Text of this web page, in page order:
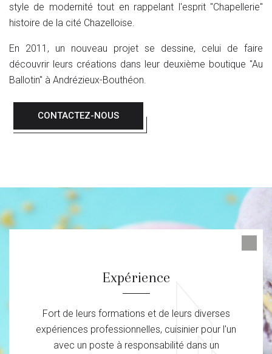
style de modernité tout en rappelant l'esprit "Chapellerie"
histoire de la cité Chazelloise.
En 2011, un nouveau projet se dessine, celui de faire
découvrir leurs créations dans leur deuxième boutique "Au
Ballotin" à Andrézieux-Bouthéon.
CONTACTEZ-NOUS
Expérience
Fort de leurs formations et de leurs diverses
expériences professionnelles, cuisinier pour l'un
avec un poste à responsabilité dans un